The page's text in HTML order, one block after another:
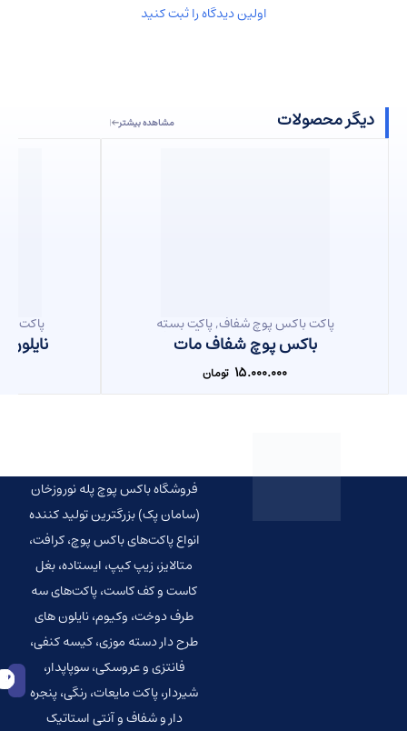
اولین دیدگاه را ثبت کنید
دیگر محصولات مشاهده بیشتر
پاکت باکس پوچ شفاف,پاکت بسته
بندی چای پاکت بسته بندی قهوه,پاکت
بسته بندی لوازم آرایشی و بهداشتی
, پاکت خشکبار و آجیل
پاکت شفاف,پاکت شیرینی و کوکی
باکس پوچ شفاف مات
۱۵.۰۰۰.۰۰۰ تومان
پاکت
فروشگاه باکس پوچ پله نوروزخان
(سامان پک) بزرگترین تولید کننده
انواع پاکت‌‌های باکس پوچ، کرافت،
متالایز، زیپ کیپ، ایستاده، بغل
کاست و کف کاست، پاکت‌های سه
طرف دوخت، وکیوم، نایلون های
طرح دار دسته موزی، کیسه کنفی،
فانتزی و عروسکی، سوپاپدار،
شیردار، پاکت مایعات، رنگی، پنجره
دار و شفاف و آنتی استاتیک